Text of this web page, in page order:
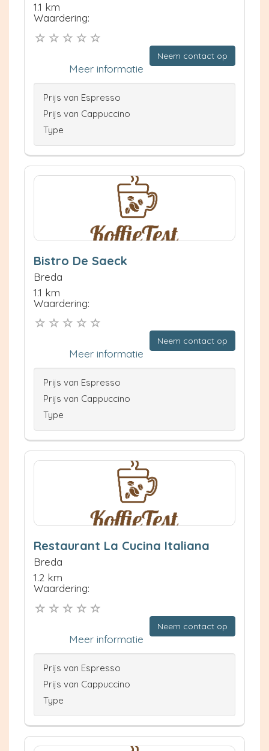
1.1 km
Waardering:
Neem contact op
Meer informatie
Prijs van Espresso
Prijs van Cappuccino
Type
Bistro De Saeck
Breda
1.1 km
Waardering:
Neem contact op
Meer informatie
Prijs van Espresso
Prijs van Cappuccino
Type
Restaurant La Cucina Italiana
Breda
1.2 km
Waardering:
Neem contact op
Meer informatie
Prijs van Espresso
Prijs van Cappuccino
Type